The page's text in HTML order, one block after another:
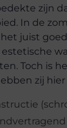
zijn
In de
juist
Toch is
zij